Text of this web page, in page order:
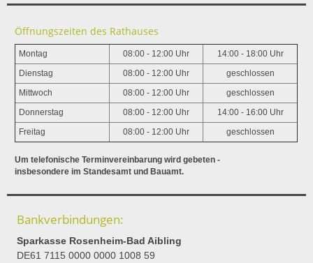
Öffnungszeiten des Rathauses
Montag 08:00 - 12:00 Uhr 14:00 - 18:00 Uhr
Dienstag 08:00 - 12:00 Uhr geschlossen
Mittwoch 08:00 - 12:00 Uhr geschlossen
Donnerstag 08:00 - 12:00 Uhr 14:00 - 16:00 Uhr
Freitag 08:00 - 12:00 Uhr geschlossen
Um telefonische Terminvereinbarung wird gebeten -
insbesondere im Standesamt und Bauamt.
Bankverbindungen:
Sparkasse Rosenheim-Bad Aibling
DE61 7115 0000 0000 1008 59